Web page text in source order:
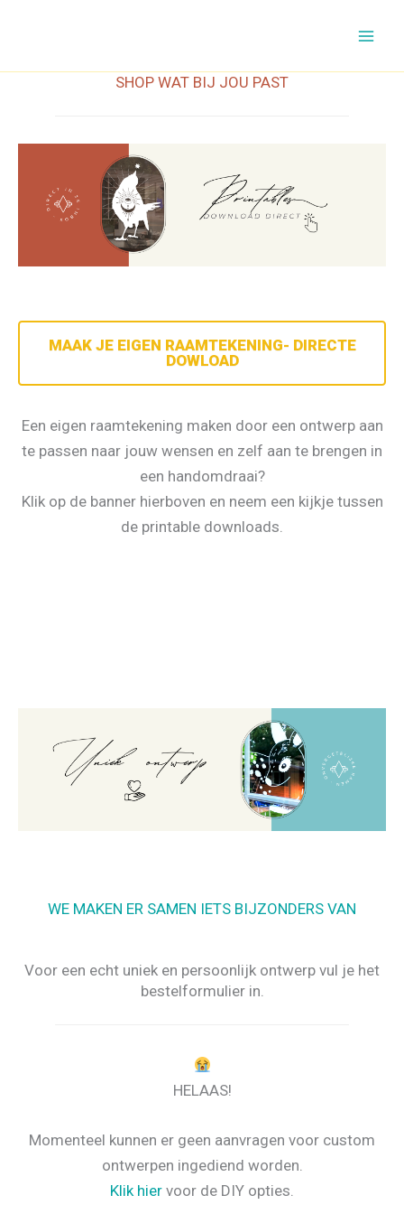
SHOP WAT BIJ JOU PAST
MAAK JE EIGEN RAAMTEKENING- DIRECTE
DOWLOAD
Een eigen raamtekening maken door een ontwerp aan
te passen naar jouw wensen en zelf aan te brengen in
een handomdraai?
Klik op de banner hierboven en neem een kijkje tussen
de printable downloads.
WE MAKEN ER SAMEN IETS BIJZONDERS VAN
Voor een echt uniek en persoonlijk ontwerp vul je het
bestelformulier in.
HELAAS!
Momenteel kunnen er geen aanvragen voor custom
ontwerpen ingediend worden.
Klik hier voor de DIY opties.